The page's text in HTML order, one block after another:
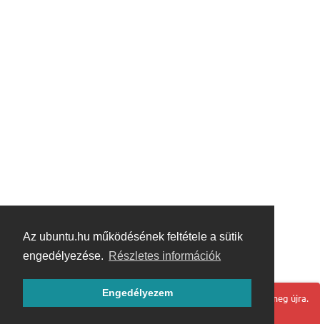
Az ubuntu.hu működésének feltétele a sütik
engedélyezése. Részletes információk
Engedélyezem
Hoppá! Valami hiba történt. Frissítse az oldalt és próbálja meg újra.